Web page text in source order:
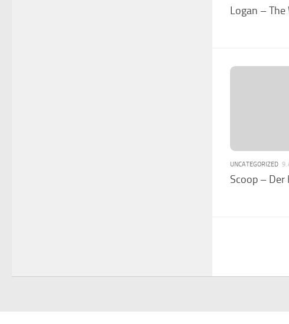
Logan –
UNCATEGORIZED 9.
Scoop – Der